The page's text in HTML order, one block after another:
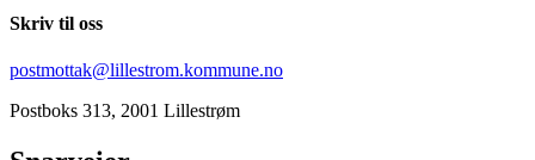
Skriv til oss
postmottak@lillestrom.kommune.no
Postboks 313, 2001 Lillestrøm